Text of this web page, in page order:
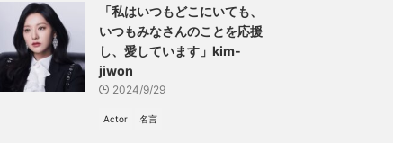
「私はいつもどこにいても、
いつもみなさんのことを応援
し、愛しています」kim-
jiwon
2024/9/29
Actor 名言